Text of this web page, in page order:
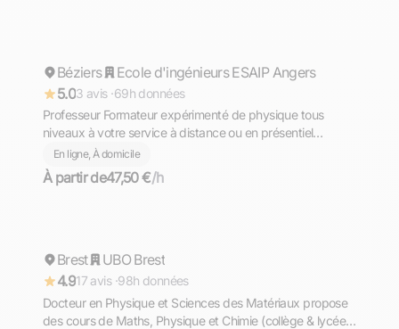
Répond rapidement
Béziers
Ecole d'ingénieurs ESAIP Angers
5.03 avis ·69h données
Professeur Formateur expérimenté de physique tous
niveaux à votre service à distance ou en présentiel
(Béziers)
En ligne, À domicile
À partir de47,50 €/h
Répond rapidement
Brest
UBO Brest
4.917 avis ·98h données
Docteur en Physique et Sciences des Matériaux propose
des cours de Maths, Physique et Chimie (collège & lycée)